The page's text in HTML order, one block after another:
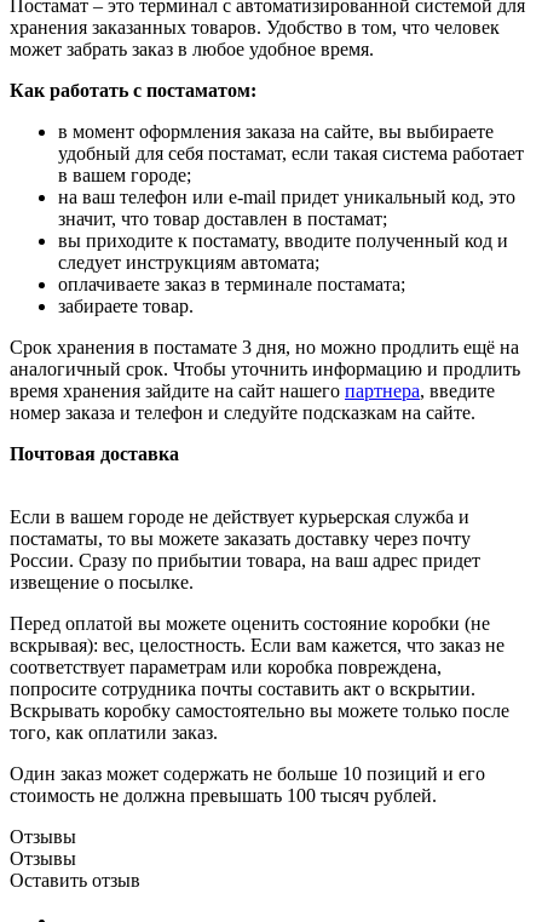
Постамат – это терминал с автоматизированной системой для
хранения заказанных товаров. Удобство в том, что человек
может забрать заказ в любое удобное время.
Как работать с постаматом:
в момент оформления заказа на сайте, вы выбираете
удобный для себя постамат, если такая система работает
в вашем городе;
на ваш телефон или e-mail придет уникальный код, это
значит, что товар доставлен в постамат;
вы приходите к постамату, вводите полученный код и
следует инструкциям автомата;
оплачиваете заказ в терминале постамата;
забираете товар.
Срок хранения в постамате 3 дня, но можно продлить ещё на
аналогичный срок. Чтобы уточнить информацию и продлить
время хранения зайдите на сайт нашего партнера, введите
номер заказа и телефон и следуйте подсказкам на сайте.
Почтовая доставка
Если в вашем городе не действует курьерская служба и
постаматы, то вы можете заказать доставку через почту
России. Сразу по прибытии товара, на ваш адрес придет
извещение о посылке.
Перед оплатой вы можете оценить состояние коробки (не
вскрывая): вес, целостность. Если вам кажется, что заказ не
соответствует параметрам или коробка повреждена,
попросите сотрудника почты составить акт о вскрытии.
Вскрывать коробку самостоятельно вы можете только после
того, как оплатили заказ.
Один заказ может содержать не больше 10 позиций и его
стоимость не должна превышать 100 тысяч рублей.
Отзывы
Отзывы
Оставить отзыв